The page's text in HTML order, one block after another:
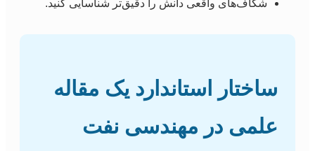
شکاف‌های واقعی دانش را دقیق‌تر شناسایی کنید.
ساختار استاندارد یک مقاله
علمی در مهندسی نفت